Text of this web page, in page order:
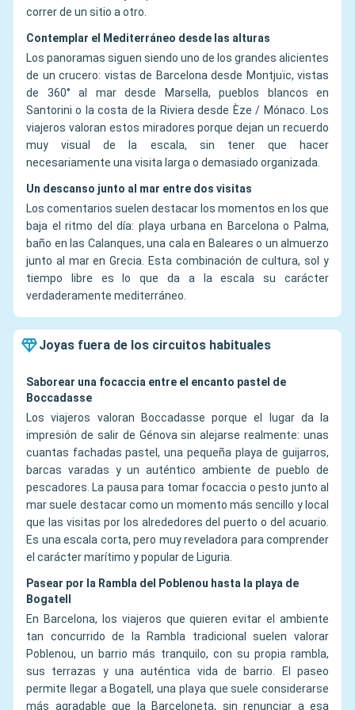
correr de un sitio a otro.
Contemplar el Mediterráneo desde las alturas
Los panoramas siguen siendo uno de los grandes alicientes
de un crucero: vistas de Barcelona desde Montjuïc, vistas
de 360° al mar desde Marsella, pueblos blancos en
Santorini o la costa de la Riviera desde Èze / Mónaco. Los
viajeros valoran estos miradores porque dejan un recuerdo
muy visual de la escala, sin tener que hacer
necesariamente una visita larga o demasiado organizada.
Un descanso junto al mar entre dos visitas
Los comentarios suelen destacar los momentos en los que
baja el ritmo del día: playa urbana en Barcelona o Palma,
baño en las Calanques, una cala en Baleares o un almuerzo
junto al mar en Grecia. Esta combinación de cultura, sol y
tiempo libre es lo que da a la escala su carácter
verdaderamente mediterráneo.
Joyas fuera de los circuitos habituales
Saborear una focaccia entre el encanto pastel de
Boccadasse
Los viajeros valoran Boccadasse porque el lugar da la
impresión de salir de Génova sin alejarse realmente: unas
cuantas fachadas pastel, una pequeña playa de guijarros,
barcas varadas y un auténtico ambiente de pueblo de
pescadores. La pausa para tomar focaccia o pesto junto al
mar suele destacar como un momento más sencillo y local
que las visitas por los alrededores del puerto o del acuario.
Es una escala corta, pero muy reveladora para comprender
el carácter marítimo y popular de Liguria.
Pasear por la Rambla del Poblenou hasta la playa de
Bogatell
En Barcelona, los viajeros que quieren evitar el ambiente
tan concurrido de la Rambla tradicional suelen valorar
Poblenou, un barrio más tranquilo, con su propia rambla,
sus terrazas y una auténtica vida de barrio. El paseo
permite llegar a Bogatell, una playa que suele considerarse
más agradable que la Barceloneta, sin renunciar a esa